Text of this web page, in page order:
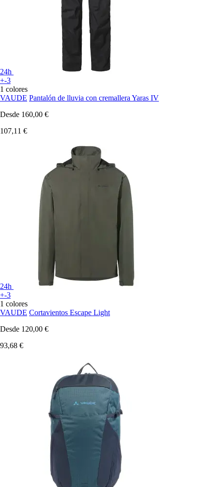
24h
+-3
1 colores
VAUDE Pantalón de lluvia con cremallera Yaras IV
Desde 160,00 €
107,11 €
24h
+-3
1 colores
VAUDE Cortavientos Escape Light
Desde 120,00 €
93,68 €